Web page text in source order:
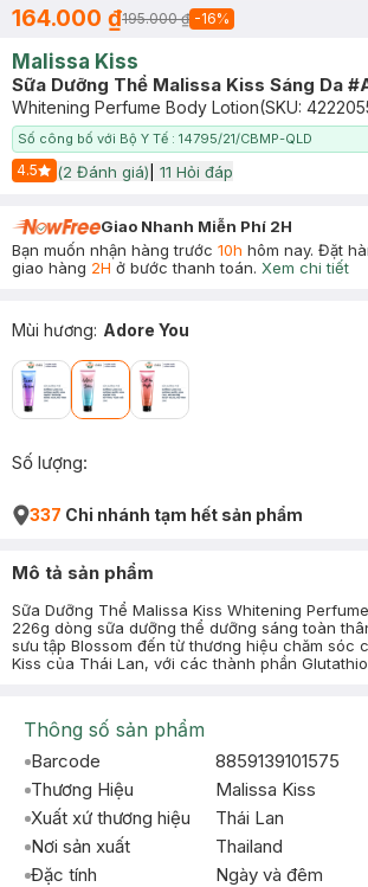
164.000 ₫195.000 ₫ -16%
Malissa Kiss
Sữa Dưỡng Thể Malissa Kiss Sáng Da
Whitening Perfume Body Lotion(SKU:
Số công bố với Bộ Y Tế : 14795/21/CBMP-QLD
4.5
Start Icon
(2 Đánh giá) 11 Hỏi đáp
Giao Nhanh Miễn Phí 2H
Bạn muốn nhận hàng trước 10h hôm nay. Đặt
giao hàng 2H ở bước thanh toán. Xem chi tiết
Mùi hương: Adore You
Số lượng:
337 Chi nhánh tạm hết sản phẩm
Mô tả sản phẩm
Sữa Dưỡng Thể Malissa Kiss Whitening
226g dòng sữa dưỡng thể dưỡng sáng toàn
sưu tập Blossom đến từ thương hiệu chăm sóc
Kiss của Thái Lan, với các thành phần
Thông số sản phẩm
Barcode
8859139101575
Thương Hiệu
Malissa Kiss
Xuất xứ thương hiệu
Thái Lan
Nơi sản xuất
Thailand
Đặc tính
Ngày và đêm